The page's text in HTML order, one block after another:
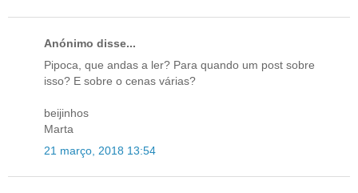
Anónimo disse...
Pipoca, que andas a ler? Para quando um post sobre
isso? E sobre o cenas várias?
beijinhos
Marta
21 março, 2018 13:54